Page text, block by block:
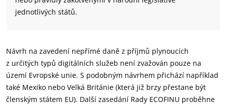
jednotlivých států.
Návrh na zavedení nepřímé daně z příjmů plynoucích
z určitých typů digitálních služeb není zvažován pouze na
území Evropské unie. S podobným návrhem přichází například
také Mexiko nebo Velká Británie (která již brzy přestane být
členským státem EU). Další zasedání Rady ECOFINU proběhne